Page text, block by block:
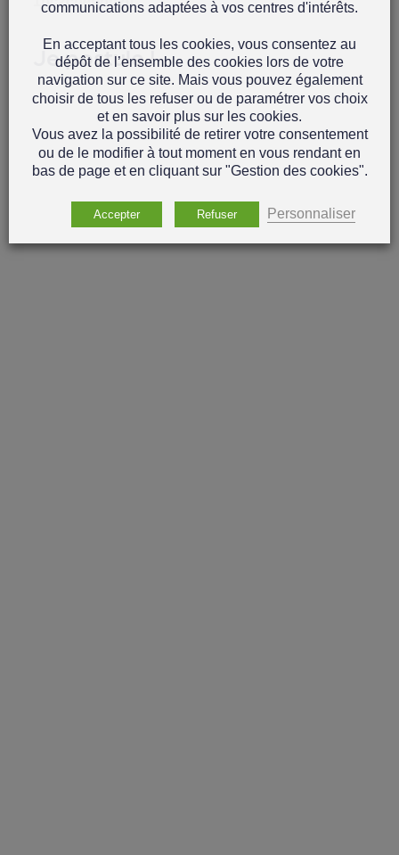
Je postule !
communications adaptées à vos centres d'intérêts.
En acceptant tous les cookies, vous consentez au
dépôt de l’ensemble des cookies lors de votre
navigation sur ce site. Mais vous pouvez également
choisir de tous les refuser ou de paramétrer vos choix
et en savoir plus sur les cookies.
Vous avez la possibilité de retirer votre consentement
ou de le modifier à tout moment en vous rendant en
bas de page et en cliquant sur "Gestion des cookies".
Accepter Refuser Personnaliser